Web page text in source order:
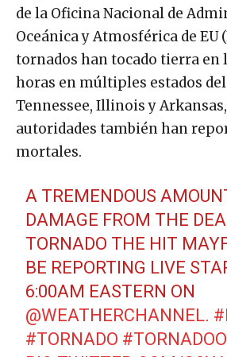
de la Oficina Nacional de
Oceánica y Atmosférica de EU
tornados han tocado tierra en
horas en múltiples estados
Tennessee, Illinois y
autoridades también han
mortales.
A TREMENDOUS
DAMAGE FROM THE
TORNADO THE HIT
BE REPORTING LIVE
6:00AM EASTERN ON
@WEATHERCHANNEL.
#TORNADO